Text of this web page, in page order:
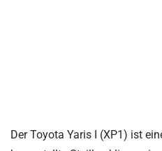
Der Toyota Yaris I (XP1) ist